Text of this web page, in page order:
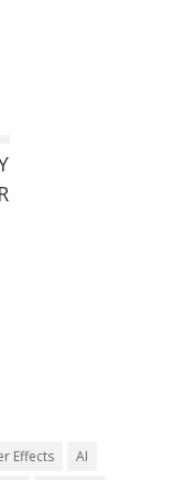
Effects
AI